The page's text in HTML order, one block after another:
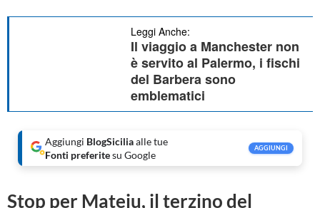
Leggi Anche:
Il viaggio a Manchester non
è servito al Palermo, i fischi
del Barbera sono
emblematici
Aggiungi BlogSiciliaalle tue
Fonti preferitesu Google
AGGIUNGI
Stop per Mateju, il terzino del